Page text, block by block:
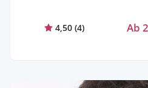
je nach Auslastung, mehr
individuelle Lernpläne zu
4,50 (4) Ab